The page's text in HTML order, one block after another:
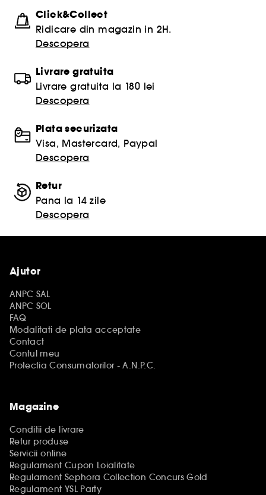
Click&Collect
Ridicare din magazin in 2H.
Descopera
Livrare gratuita
Livrare gratuita la 180 lei
Descopera
Plata securizata
Visa, Mastercard, Paypal
Descopera
Retur
Pana la 14 zile
Descopera
Ajutor
ANPC SAL
ANPC SOL
FAQ
Modalitati de plata acceptate
Contact
Contul meu
Protectia Consumatorilor - A.N.P.C.
Magazine
Conditii de livrare
Retur produse
Servicii online
Regulament Cupon Loialitate
Regulament Sephora Collection Concurs Gold
Regulament YSL Party